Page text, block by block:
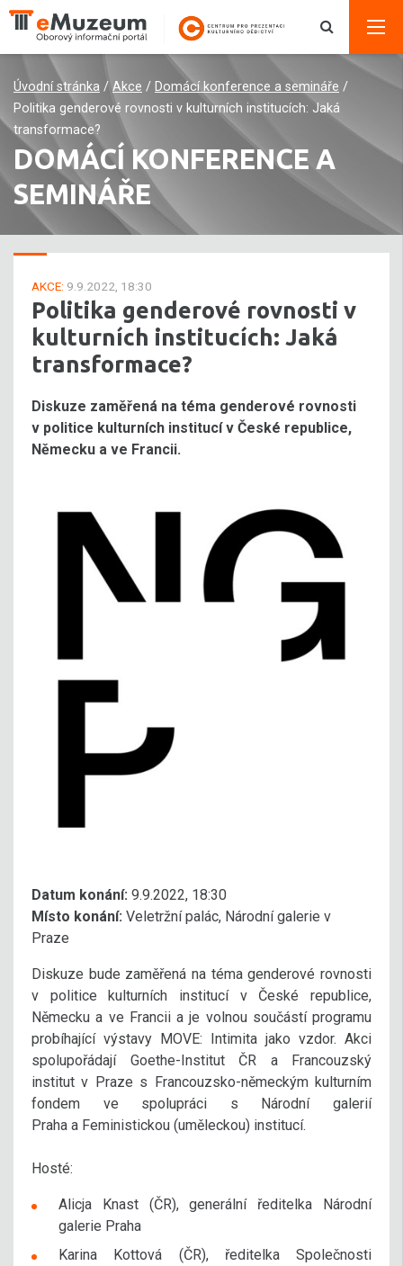
Úvodní stránka / Akce / Domácí konference a semináře /
Politika genderové rovnosti v kulturních institucích: Jaká
transformace?
DOMÁCÍ KONFERENCE A
SEMINÁŘE
AKCE: 9.9.2022, 18:30
Politika genderové rovnosti v
kulturních institucích: Jaká
transformace?
Diskuze zaměřená na téma genderové rovnosti
v politice kulturních institucí v České republice,
Německu a ve Francii.
Datum konání: 9.9.2022, 18:30
Místo konání: Veletržní palác, Národní galerie v
Praze
Diskuze bude zaměřená na téma genderové rovnosti
v politice kulturních institucí v České republice,
Německu a ve Francii a je volnou součástí programu
probíhající výstavy MOVE: Intimita jako vzdor. Akci
spolupořádají Goethe-Institut ČR a Francouzský
institut v Praze s Francouzsko-německým kulturním
fondem ve spolupráci s Národní galerií
Praha a Feministickou (uměleckou) institucí.
Hosté:
Alicja Knast (ČR), generální ředitelka Národní
galerie Praha
Karina Kottová (ČR), ředitelka Společnosti